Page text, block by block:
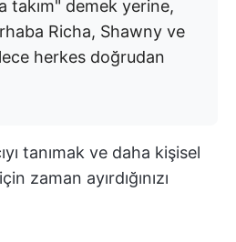
takım" demek yerine,
Richa, Shawny ve
herkes doğrudan
tanımak ve daha kişisel
zaman ayırdığınızı